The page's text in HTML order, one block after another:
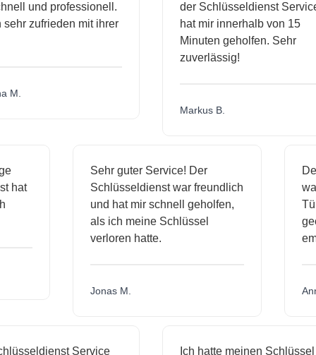
und professionell.
zufrieden mit ihrer
M.
der Schlüsseldienst Service
hat mir innerhalb von 15
Minuten geholfen. Sehr
zuverlässig!
Markus B.
hat
Sehr guter Service! Der
Schlüsseldienst war freundlich
und hat mir schnell geholfen,
als ich meine Schlüssel
verloren hatte.
Jonas M.
Service
Ich hatte meinen Schlüssel